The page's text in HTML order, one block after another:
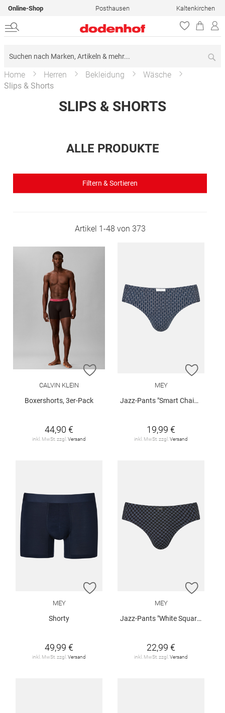
Online-Shop Posthausen Kaltenkirchen
Home Herren Bekleidung
Wäsche
Slips & Shorts
SLIPS & SHORTS
ALLE PRODUKTE
Filtern & Sortieren
Artikel 1-48 von 373
ZUR WUNSCHLISTE HINZUFÜGEN
CALVIN KLEIN
Boxershorts, 3er-Pack
44,90 €
inkl. MwSt. zzgl. Versand
ZUR
MEY
Jazz-Pants "Smart Chains"
19,99 €
inkl. MwSt. zzgl. Versand
ZUR WUNSCHLISTE HINZUFÜGEN
MEY
Shorty
49,99 €
inkl. MwSt. zzgl. Versand
ZUR
MEY
Jazz-Pants "White Squares"
22,99 €
inkl. MwSt. zzgl. Versand